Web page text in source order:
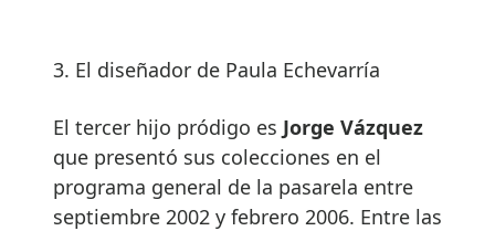
3. El diseñador de Paula Echevarría
El tercer hijo pródigo es Jorge Vázquez
que presentó sus colecciones en el
programa general de la pasarela entre
septiembre 2002 y febrero 2006. Entre las